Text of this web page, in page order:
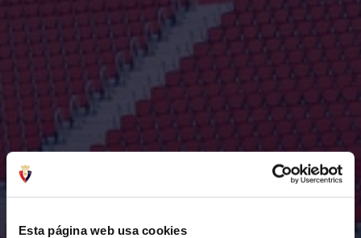
Esta página web usa cookies